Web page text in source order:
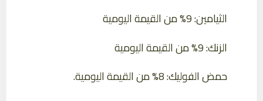
الثيامين: 9% من القيمة اليومية
الزنك: 9% من القيمة اليومية
حمض الفوليك: 8% من القيمة اليومية.